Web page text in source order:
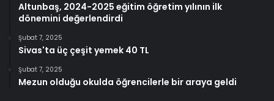
Altunbaş, 2024-2025 eğitim öğretim yılının ilk
dönemini değerlendirdi
Şubat 7, 2025
Sivas'ta üç çeşit yemek 40 TL
Şubat 7, 2025
Mezun olduğu okulda öğrencilerle bir araya geldi